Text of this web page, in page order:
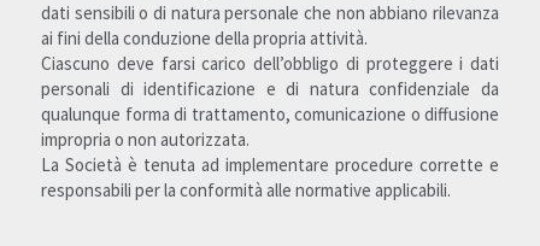
dati sensibili o di natura personale che non abbiano rilevanza
ai fini della conduzione della propria attività.
Ciascuno deve farsi carico dell’obbligo di proteggere i dati
personali di identificazione e di natura confidenziale da
qualunque forma di trattamento, comunicazione o diffusione
impropria o non autorizzata.
La Società è tenuta ad implementare procedure corrette e
responsabili per la conformità alle normative applicabili.